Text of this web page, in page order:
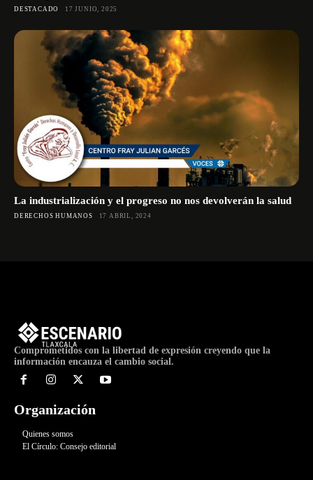
DESTACADO 17 JUNIO, 2025
La industrialización y el progreso no nos devolverán la salud
DERECHOS HUMANOS 17 ABRIL, 2024
Comprometidos con la libertad de expresión creyendo que la
información encauza el cambio social.
Organización
Quienes somos
El Círculo: Consejo editorial